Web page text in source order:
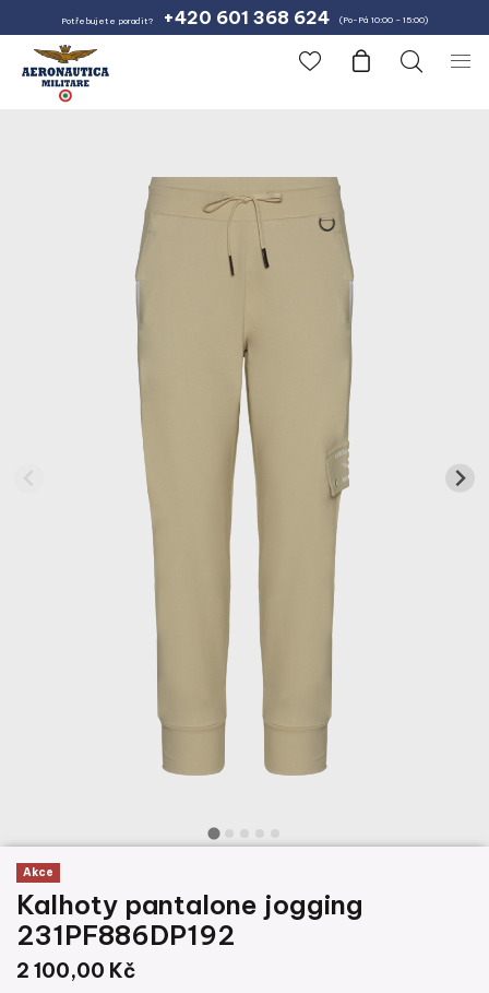
Akce
Kalhoty pantalone jogging
231PF886DP192
2 100,00 Kč
Potřebujete poradit? +420 601 368 624 (Po-Pá 10:00 – 15:00)